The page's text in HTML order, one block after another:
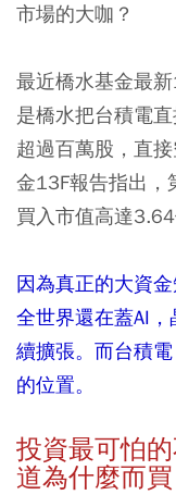
市場的大咖？
最近橋水基金最
是橋水把台積電
超過百萬股，直
金13F報告指出
買入市值高達
因為真正的大資
全世界還在蓋AI
續擴張。而台積
的位置。
投資最可怕
道為什麼而買